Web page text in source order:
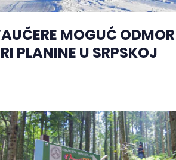
MOGUĆ
PLANINE U SRPSKOJ